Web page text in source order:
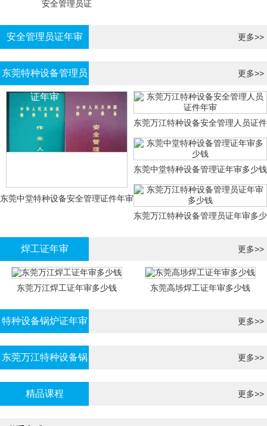
安全管理员证
安全管理员证年审 更多>>
东莞特种设备管理员
证年审
更多>>
东莞中堂特种设备安全管理证件年审
东莞万江特种设备安全管理人员证件
年审
东莞中堂特种设备管理证年审多少钱
东莞万江特种设备管理员证年审多少
焊工证年审 更多>>
东莞万江焊工证年审多少钱 东莞高埗焊工证年审多少钱
特种设备锅炉证年审 更多>>
东莞万江特种设备锅
炉证年审
更多>>
精品课程 更多>>